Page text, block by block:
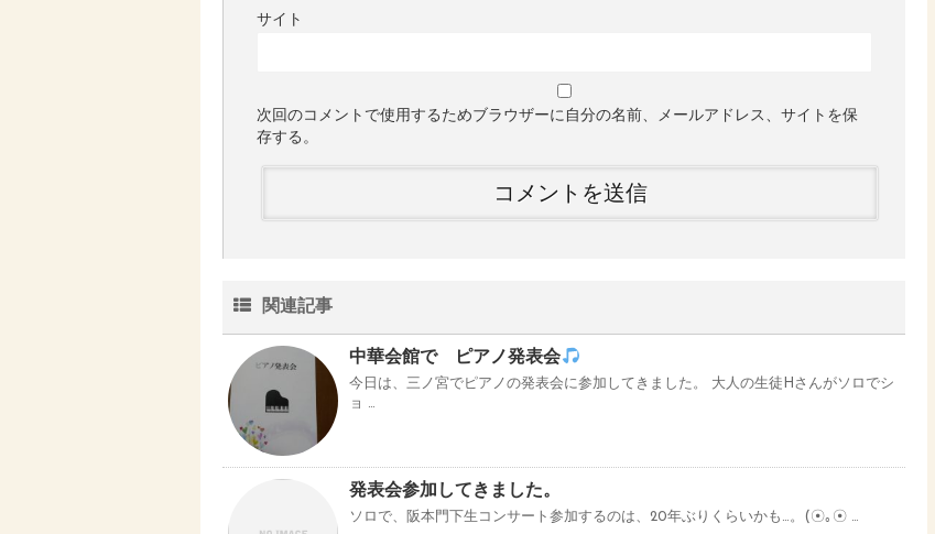
サイト
次回のコメントで使用するためブラウザーに自分の名前、メールアドレス、サイトを保
存する。
関連記事
中華会館で ピアノ発表会
今日は、三ノ宮でピアノの発表会に参加してきました。 大人の生徒Hさんがソロでシ
ョ …
発表会参加してきました。
ソロで、阪本門下生コンサート参加するのは、20年ぶりくらいかも…。(⁠☉⁠｡⁠☉ …